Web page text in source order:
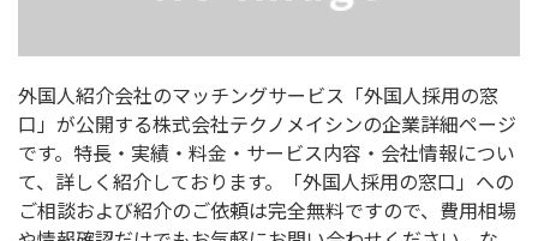
外国人紹介会社のマッチングサービス「外国人採用の窓
口」が公開する株式会社テクノメイシンの企業詳細ページ
です。特長・実績・料金・サービス内容・会社情報につい
て、詳しく紹介しております。「外国人採用の窓口」への
ご相談および紹介のご依頼は完全無料ですので、費用相場